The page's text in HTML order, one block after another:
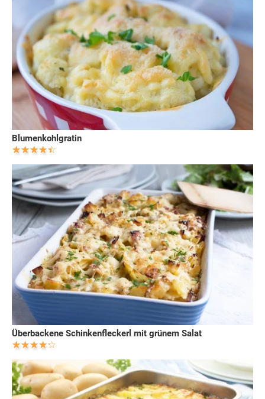
Blumenkohlgratin
Überbackene Schinkenfleckerl mit grünem Salat